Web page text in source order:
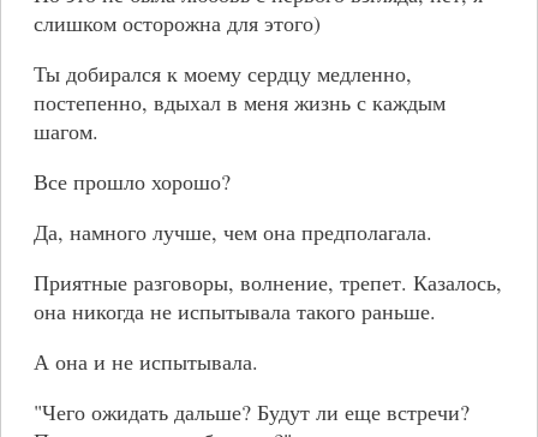
слишком осторожна для этого)
Ты добирался к моему сердцу медленно,
постепенно, вдыхал в меня жизнь с каждым
шагом.
Все прошло хорошо?
Да, намного лучше, чем она предполагала.
Приятные разговоры, волнение, трепет. Казалось,
она никогда не испытывала такого раньше.
А она и не испытывала.
"Чего ожидать дальше? Будут ли еще встречи?